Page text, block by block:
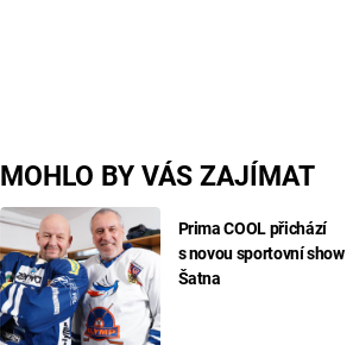
MOHLO BY VÁS ZAJÍMAT
Prima COOL přichází
s novou sportovní show
Šatna